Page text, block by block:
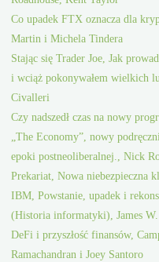
Co upadek FTX oznacza dla
Martin i Michela Tindera
Stając się Trader Joe, Jak
i wciąż pokonywałem wielkich
Civalleri
Czy nadszedł czas na nowy
„The Economy”, nowy
epoki postneoliberalnej., Nick
Prekariat, Nowa niebezpieczna
IBM, Powstanie, upadek i
(Historia informatyki), James
DeFi i przyszłość finansów,
Ramachandran i Joey Santoro